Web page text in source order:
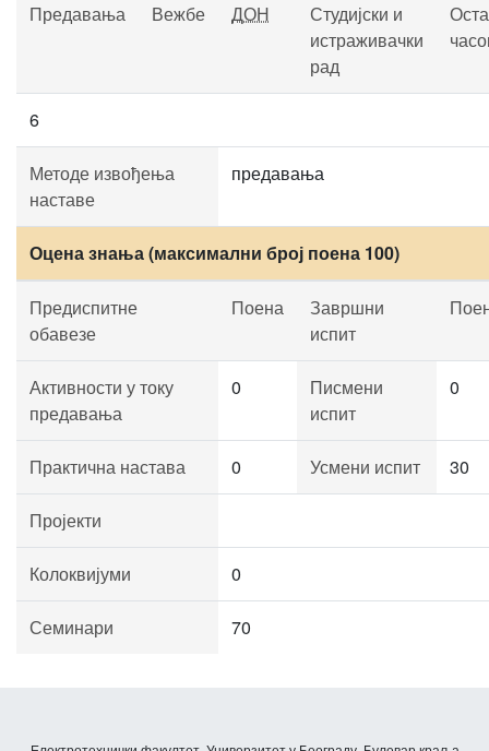
Предавања Вежбе ДОН
Студијски и
истраживачки
рад
6
Методе извођења
наставе
предавања
Оцена знања (максимални број поена 100)
Предиспитне
обавезе
Поена
Завршни
испит
Активности у току
предавања
0
Писмени
испит
0
Практична настава 0 Усмени испит 30
Пројекти
Колоквијуми 0
Семинари 70